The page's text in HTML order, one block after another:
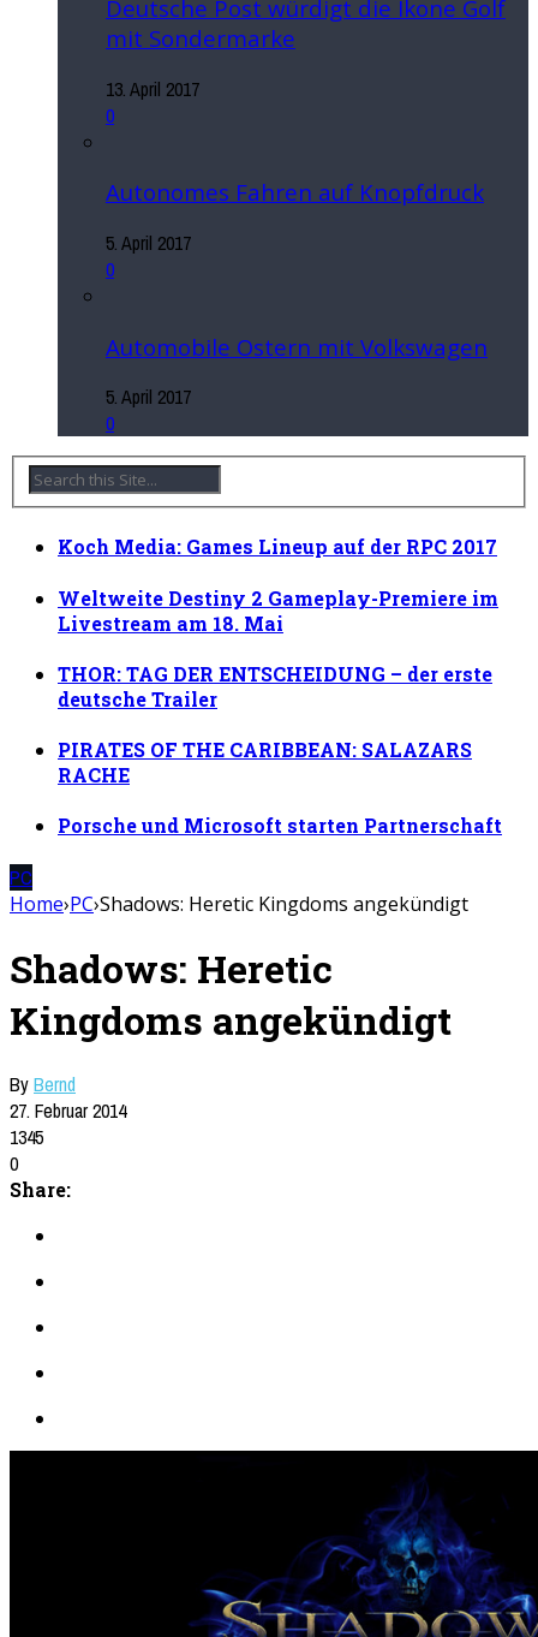
Deutsche Post würdigt die Ikone Golf
mit Sondermarke
13. April 2017
0
Autonomes Fahren auf Knopfdruck
5. April 2017
0
Automobile Ostern mit Volkswagen
5. April 2017
0
Koch Media: Games Lineup auf der RPC 2017
Weltweite Destiny 2 Gameplay-Premiere im
Livestream am 18. Mai
THOR: TAG DER ENTSCHEIDUNG – der erste
deutsche Trailer
PIRATES OF THE CARIBBEAN: SALAZARS
RACHE
Porsche und Microsoft starten Partnerschaft
PC
Home›PC›Shadows: Heretic Kingdoms angekündigt
Shadows: Heretic
Kingdoms angekündigt
ByBernd
27. Februar 2014
1345
0
Share: